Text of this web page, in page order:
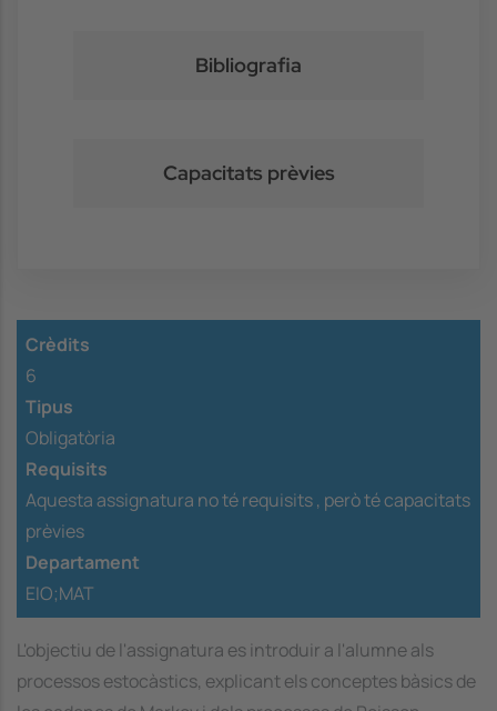
Bibliografia
Capacitats prèvies
Crèdits
6
Tipus
Obligatòria
Requisits
Aquesta assignatura no té requisits , però té capacitats
prèvies
Departament
EIO;MAT
L'objectiu de l'assignatura es introduir a l'alumne als
processos estocàstics, explicant els conceptes bàsics de